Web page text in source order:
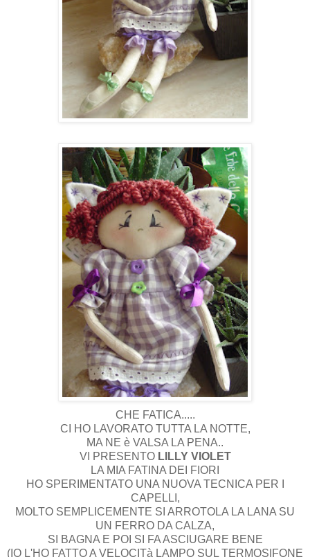
CHE FATICA.....
CI HO LAVORATO TUTTA LA NOTTE,
MA NE è VALSA LA PENA..
VI PRESENTO LILLY VIOLET
LA MIA FATINA DEI FIORI
HO SPERIMENTATO UNA NUOVA TECNICA PER I
CAPELLI,
MOLTO SEMPLICEMENTE SI ARROTOLA LA LANA SU
UN FERRO DA CALZA,
SI BAGNA E POI SI FA ASCIUGARE BENE
(IO L'HO FATTO A VELOCITà LAMPO SUL TERMOSIFONE